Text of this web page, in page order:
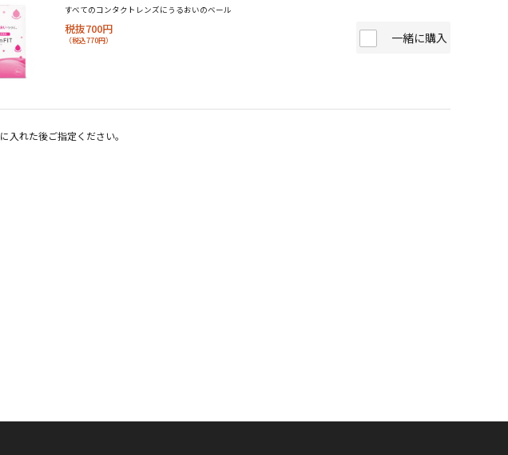
すべてのコンタクトレンズにうるおいのベール
税抜700円
（税込770円） 一緒に購入
に入れた後ご指定ください。